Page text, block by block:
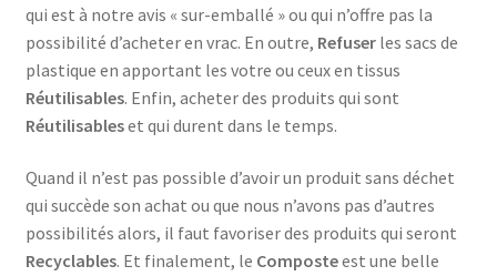
qui est à notre avis « sur-emballé » ou qui n’offre pas la
possibilité d’acheter en vrac. En outre, Refuserles sacs de
plastique en apportant les votre ou ceux en tissus
Réutilisables. Enfin, acheter des produits qui sont
Réutilisableset qui durent dans le temps.
Quand il n’est pas possible d’avoir un produit sans déchet
qui succède son achat ou que nous n’avons pas d’autres
possibilités alors, il faut favoriser des produits qui seront
Recyclables. Et finalement, le Composteest une belle